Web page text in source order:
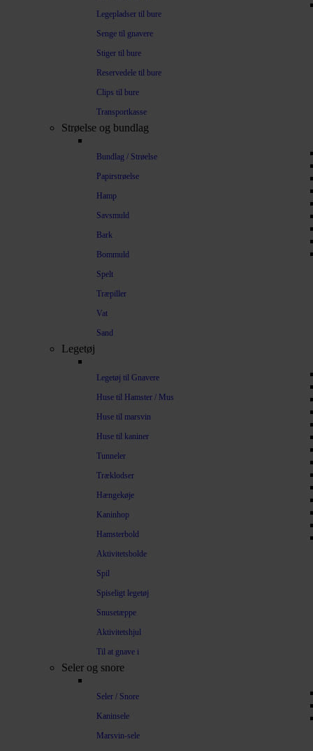
Legepladser til bure
Senge til gnavere
Stiger til bure
Reservedele til bure
Clips til bure
Transportkasse
Strøelse og bundlag
Bundlag / Strøelse
Papirstrøelse
Hamp
Savsmuld
Bark
Bommuld
Spelt
Træpiller
Vat
Sand
Legetøj
Legetøj til Gnavere
Huse til Hamster / Mus
Huse til marsvin
Huse til kaniner
Tunneler
Træklodser
Hængekøje
Kaninhop
Hamsterbold
Aktivitetsbolde
Spil
Spiseligt legetøj
Snusetæppe
Aktivitetshjul
Til at gnave i
Seler og snore
Seler / Snore
Kaninsele
Marsvin-sele